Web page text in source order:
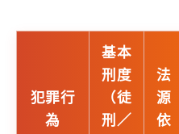
犯罪行
為
基本
刑度
（徒
刑／
法
源
依